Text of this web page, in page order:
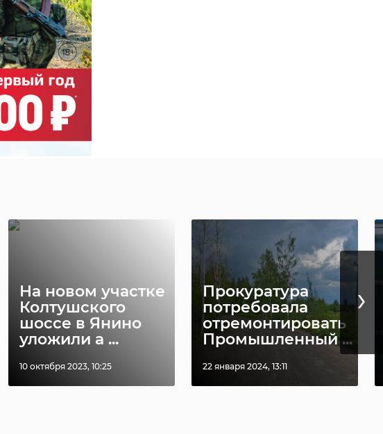
На новом участке
Колтушского
шоссе в Янино
уложили а ...
10 октября 2023, 10:25
Прокуратура
потребовала
отремонтировать
Промышленный ...
22 января 2024, 13:11
›